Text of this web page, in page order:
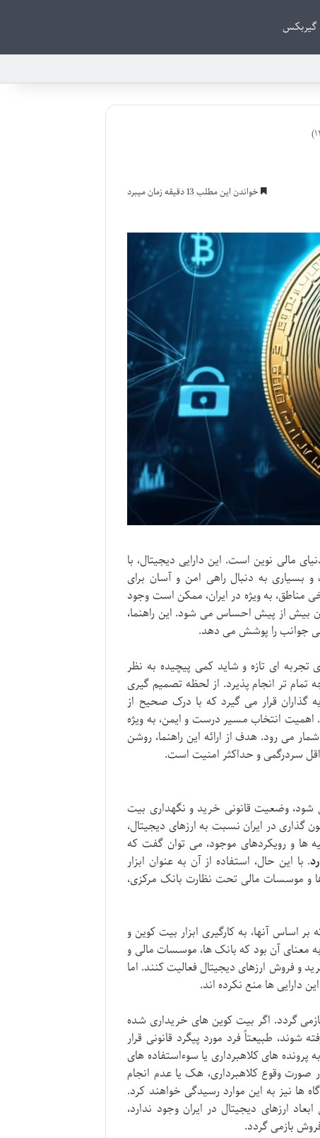
گیربکس
خواندن این مطلب 13 دقیقه زمان میبرد
مالی نوین است. این دارایی دیجیتال، با
به دنبال راهی امن و آسان برای
به ویژه در ایران، ممکن است وجود
بیش از پیش احساس می شود. این راهنما،
جوانب را پوشش می دهد.
ای تازه و شاید کمی پیچیده به نظر
تمام تر انجام پذیرد. از لحظه تصمیم گیری
گذاران قرار می گیرد که با درک صحیح از
اهمیت انتخاب مسیر درست و ایمن، به ویژه
می رود. هدف از ارائه این راهنما، روشن
سردرگمی و حداکثر امنیت است.
شود، وضعیت قانونی خرید و نگهداری بیت
گذاری در ایران نسبت به ارزهای دیجیتال،
ها و رویکردهای موجود، می توان گفت که
. با این حال، استفاده از آن به عنوان ابزار
و موسسات مالی تحت نظارت بانک مرکزی،
اساس آنها، به کارگیری ابزار بیت کوین و
معنای آن بود که بانک ها، موسسات مالی و
و فروش ارزهای دیجیتال فعالیت کنند. اما
دارایی ها منع نکرده اند.
گردد. اگر بیت کوین های خریداری شده
شوند، طبیعتاً فرد مورد پیگرد قانونی قرار
های کلاهبرداری یا سوءاستفاده های
صورت وقوع کلاهبرداری، هک یا عدم انجام
ها نیز به این موارد رسیدگی خواهند کرد.
ارزهای دیجیتال در ایران وجود ندارد،
بازمی گردد.